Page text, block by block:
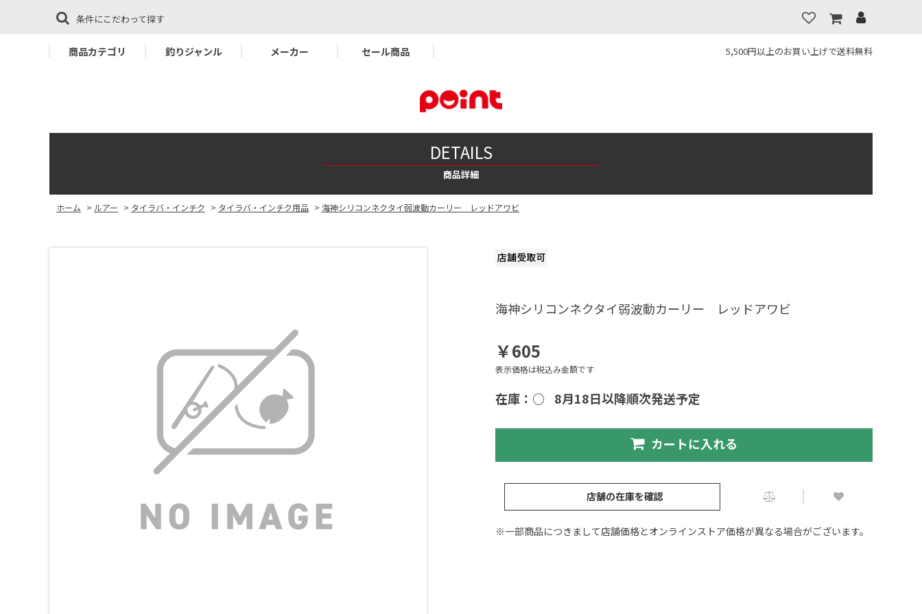
条件にこだわって探す
商品カテゴリ 釣りジャンル メーカー セール商品 5,500円以上のお買い上げで送料無料
DETAILS
商品詳細
ホーム > ルアー > タイラバ・インチク > タイラバ・インチク用品 > 海神シリコンネクタイ弱波動カーリー レッドアワビ
海神シリコンネクタイ弱波動カーリー レッドアワビ
￥605
表示価格は税込み金額です
在庫：○ 8月18日以降順次発送予定
カートに入れる
店舗の在庫を確認
※一部商品につきまして店舗価格とオンラインストア価格が異なる場合がございます。